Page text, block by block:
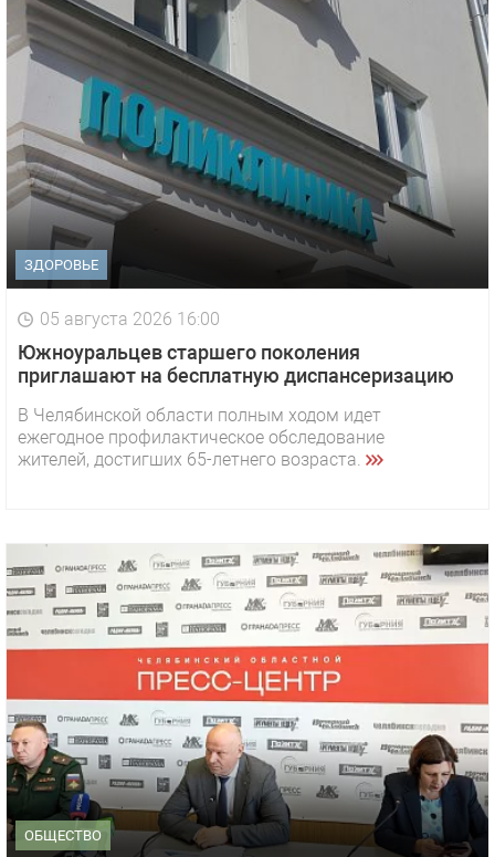
ЗДОРОВЬЕ
05 августа 2026 16:00
Южноуральцев старшего поколения
приглашают на бесплатную диспансеризацию
В Челябинской области полным ходом идет
ежегодное профилактическое обследование
жителей, достигших 65-летнего возраста.
ОБЩЕСТВО